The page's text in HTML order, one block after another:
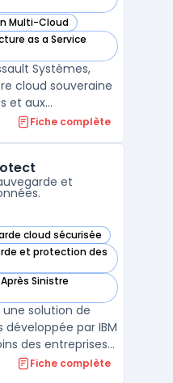
Multi-Cloud
catégorie
as a Service
catégorie
Systèmes,
cloud souveraine
et aux
Sa plateforme
le RGPD.
propos ...
Fiche complète
et
cloud sécurisée
dans cette catégorie
et protection des
dans cette catégorie
Sinistre
dans cette catégorie
solution de
par IBM
des entreprises
de récupération
Fiche complète